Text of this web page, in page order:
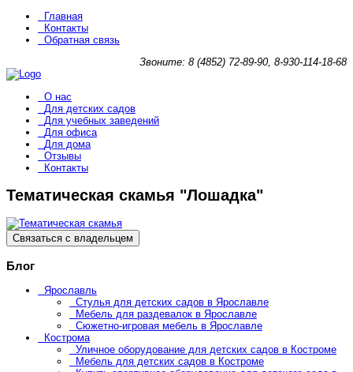
Главная
Контакты
Обратная связь
Звоните: 8 (4852) 72-89-90, 8-930-114-18-68
О нас
Для детских садов
Для учебных заведений
Для офиса
Для дома
Отзывы
Контакты
Тематическая скамья "Лошадка"
Связаться с владельцем
Блог
Ярославль
Стулья для детских садов в Ярославле
Мебель для раздевалок в Ярославле
Сюжетно-игровая мебель в Ярославле
Кострома
Уличное оборудование для детских садов в Костроме
Мебель для детских садов в Костроме